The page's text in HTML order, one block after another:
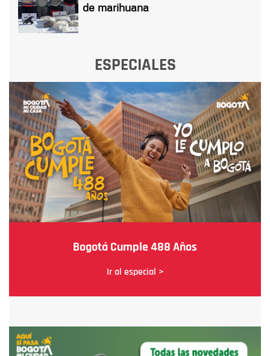
de marihuana
ESPECIALES
Bogotá Cumple 488 Años
Ir al especial >